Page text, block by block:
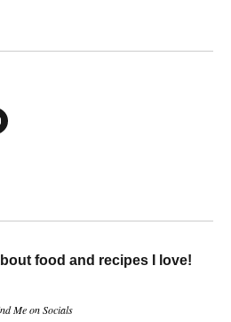
food and recipes I love!
Me on Socials